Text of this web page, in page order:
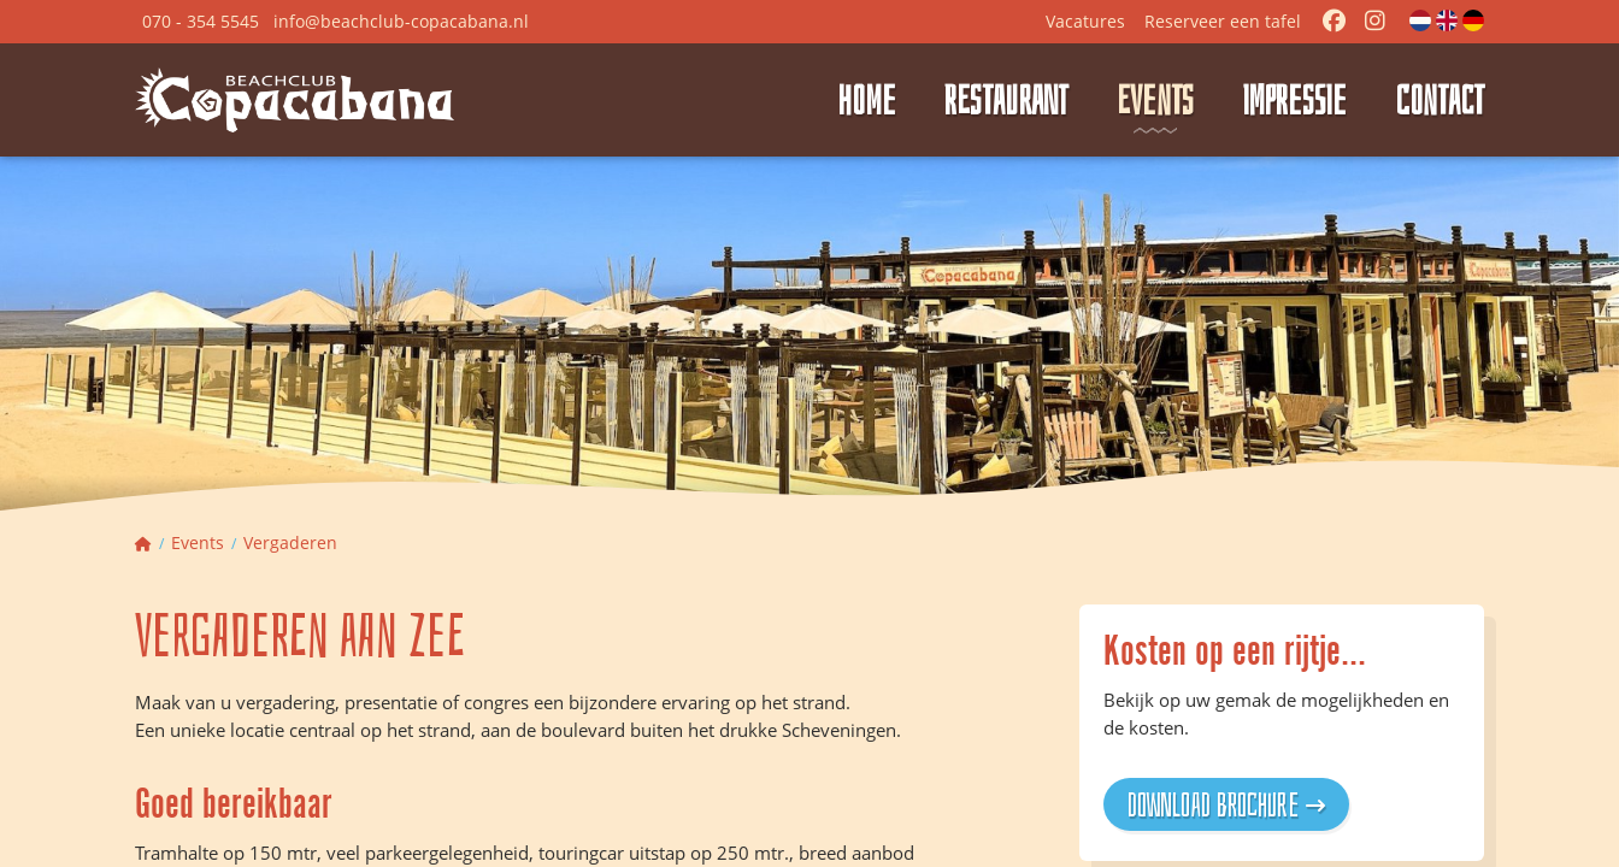
070 - 354 5545 info@beachclub-copacabana.nl Vacatures Reserveer een tafel
HOME RESTAURANT EVENTS
⭑
⭑
⭑
⭑
⭑
⭑
⭑
⭑
⭑
IMPRESSIE CONTACT
Events Vergaderen
Vergaderen aan zee
Maak van u vergadering, presentatie of congres een bijzondere ervaring op het strand.
Een unieke locatie centraal op het strand, aan de boulevard buiten het drukke Scheveningen.
Goed bereikbaar
Tramhalte op 150 mtr, veel parkeergelegenheid, touringcar uitstap op 250 mtr., breed aanbod
Kosten op een rijtje...
Bekijk op uw gemak de mogelijkheden en
de kosten.
Download brochure